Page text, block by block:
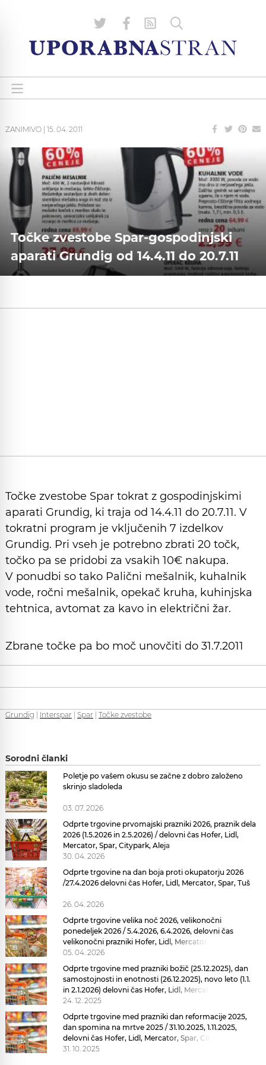
ZANIMIVO 15. 04. 2011
Točke zvestobe Spar-gospodinjski
aparati Grundig od 14.4.11 do 20.7.11
Točke zvestobe Spar tokrat z gospodinjskimi
aparati Grundig, ki traja od 14.4.11 do 20.7.11. V
tokratni program je vključenih 7 izdelkov
Grundig. Pri vseh je potrebno zbrati 20 točk,
točko pa se pridobi za vsakih 10€ nakupa.
V ponudbi so tako Palični mešalnik, kuhalnik
vode, ročni mešalnik, opekač kruha, kuhinjska
tehtnica, avtomat za kavo in električni žar.
Zbrane točke pa bo moč unovčiti do 31.7.2011
Grundig Interspar Spar Točke zvestobe
Sorodni članki
Poletje po vašem okusu se začne z dobro založeno
skrinjo sladoleda
03. 07. 2026
Odprte trgovine prvomajski prazniki 2026, praznik dela
2026 (1.5.2026 in 2.5.2026) / delovni čas Hofer, Lidl,
Mercator, Spar, Citypark, Aleja
30. 04. 2026
Odprte trgovine na dan boja proti okupatorju 2026
/27.4.2026 delovni čas Hofer, Lidl, Mercator, Spar, Tuš
26. 04. 2026
Odprte trgovine velika noč 2026, velikonočni
ponedeljek 2026 / 5.4.2026, 6.4.2026, delovni čas
velikonočni prazniki Hofer, Lidl, Mercator, Spar,
Citypark, Aleja
05. 04. 2026
Odprte trgovine med prazniki božič (25.12.2025), dan
samostojnosti in enotnosti (26.12.2025), novo leto (1.1.
in 2.1.2026) delovni čas Hofer, Lidl, Mercator, Spar,
Citypark, Aleja prazniki
24. 12. 2025
Odprte trgovine med prazniki dan reformacije 2025,
dan spomina na mrtve 2025 / 31.10.2025, 1.11.2025,
delovni čas Hofer, Lidl, Mercator, Spar, Citypark, Aleja
Odprte
31. 10. 2025